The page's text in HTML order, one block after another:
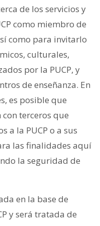
de los servicios y
como miembro de
como para invitarlo
culturales,
por la PUCP, y
de enseñanza. En
es posible que
terceros que
a la PUCP o a sus
las finalidades aquí
la seguridad de
en la base de
y será tratada de